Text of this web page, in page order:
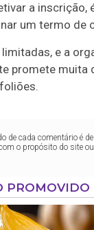
a
um termo de
e a
promete muita
de cada comentário é
o propósito do site